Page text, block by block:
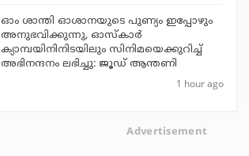
ഓം ശാന്തി ഓശാനയുടെ പുണ്യം ഇപ്പോഴും
അനുഭവിക്കുന്നു, ഓസ്കാർ
ക്യാമ്പയിനിനിടയിലും സിനിമയെക്കുറിച്ച്
അഭിനന്ദനം ലഭിച്ചു: ജൂഡ് ആന്തണി
1 hour ago
Advertisement